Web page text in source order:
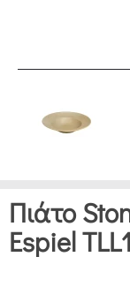
Πιάτο
Espiel